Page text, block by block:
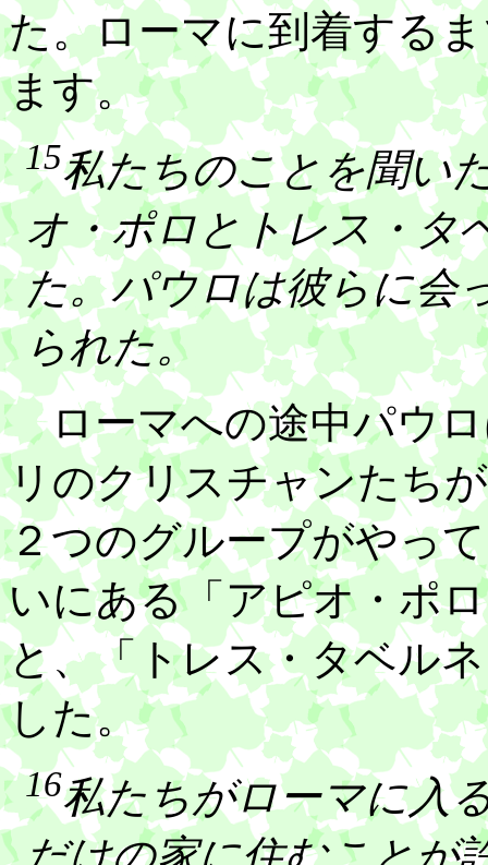
た。ローマに到着する
ます。
15私たちのことを聞い
オ・ポロとトレス・タ
た。パウロは彼らに会
られた。
ローマへの途中パウロ
リのクリスチャンたち
２つのグループがやっ
いにある「アピオ・ポ
と、「トレス・タベル
した。
16私たちがローマに入
だけの家に住むことが